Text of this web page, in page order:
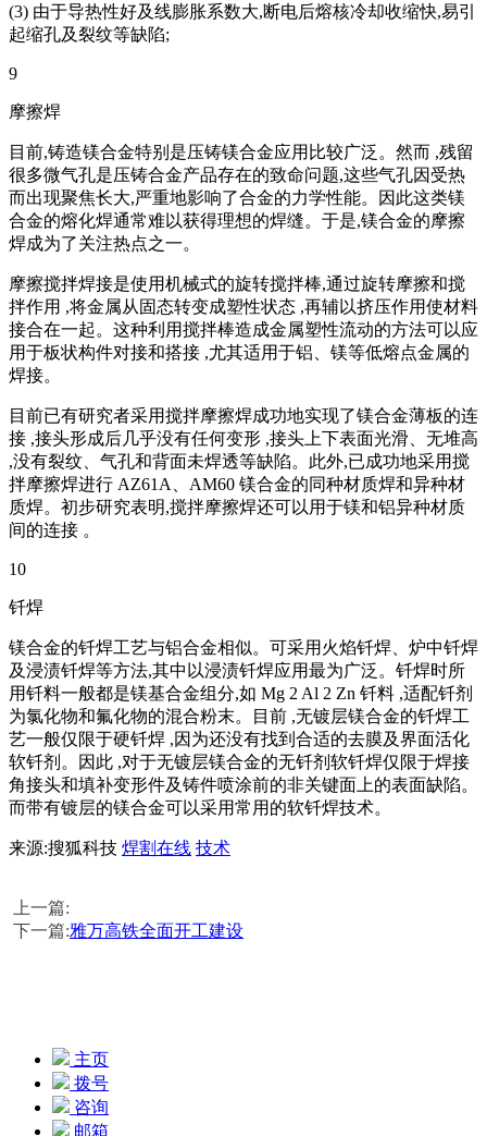
(3) 由于导热性好及线膨胀系数大,断电后熔核冷却收缩快,易引
起缩孔及裂纹等缺陷;
9
摩擦焊
目前,铸造镁合金特别是压铸镁合金应用比较广泛。然而 ,残留
很多微气孔是压铸合金产品存在的致命问题,这些气孔因受热
而出现聚焦长大,严重地影响了合金的力学性能。因此这类镁
合金的熔化焊通常难以获得理想的焊缝。于是,镁合金的摩擦
焊成为了关注热点之一。
摩擦搅拌焊接是使用机械式的旋转搅拌棒,通过旋转摩擦和搅
拌作用 ,将金属从固态转变成塑性状态 ,再辅以挤压作用使材料
接合在一起。这种利用搅拌棒造成金属塑性流动的方法可以应
用于板状构件对接和搭接 ,尤其适用于铝、镁等低熔点金属的
焊接。
目前已有研究者采用搅拌摩擦焊成功地实现了镁合金薄板的连
接 ,接头形成后几乎没有任何变形 ,接头上下表面光滑、无堆高
,没有裂纹、气孔和背面未焊透等缺陷。此外,已成功地采用搅
拌摩擦焊进行 AZ61A、AM60 镁合金的同种材质焊和异种材
质焊。初步研究表明,搅拌摩擦焊还可以用于镁和铝异种材质
间的连接 。
10
钎焊
镁合金的钎焊工艺与铝合金相似。可采用火焰钎焊、炉中钎焊
及浸渍钎焊等方法,其中以浸渍钎焊应用最为广泛。钎焊时所
用钎料一般都是镁基合金组分,如 Mg 2 Al 2 Zn 钎料 ,适配钎剂
为氯化物和氟化物的混合粉末。目前 ,无镀层镁合金的钎焊工
艺一般仅限于硬钎焊 ,因为还没有找到合适的去膜及界面活化
软钎剂。因此 ,对于无镀层镁合金的无钎剂软钎焊仅限于焊接
角接头和填补变形件及铸件喷涂前的非关键面上的表面缺陷。
而带有镀层的镁合金可以采用常用的软钎焊技术。
来源:搜狐科技 焊割在线 技术
上一篇:
下一篇:雅万高铁全面开工建设
主页
拨号
咨询
邮箱